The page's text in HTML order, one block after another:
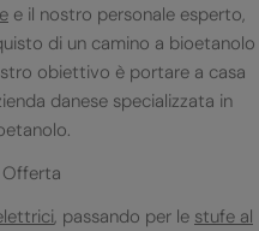
e il nostro personale esperto,
di un camino a bioetanolo
obiettivo è portare a casa
danese specializzata in
, passando per le stufe al